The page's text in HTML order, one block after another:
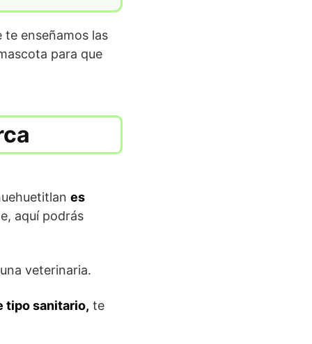
enseñamos las
para que
es
aquí podrás
veterinaria.
tipo sanitario, te